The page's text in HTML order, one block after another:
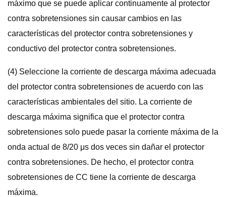
máximo que se puede aplicar continuamente al protector
contra sobretensiones sin causar cambios en las
características del protector contra sobretensiones y
conductivo del protector contra sobretensiones.
(4) Seleccione la corriente de descarga máxima adecuada
del protector contra sobretensiones de acuerdo con las
características ambientales del sitio. La corriente de
descarga máxima significa que el protector contra
sobretensiones solo puede pasar la corriente máxima de la
onda actual de 8/20 μs dos veces sin dañar el protector
contra sobretensiones. De hecho, el protector contra
sobretensiones de CC tiene la corriente de descarga
máxima.